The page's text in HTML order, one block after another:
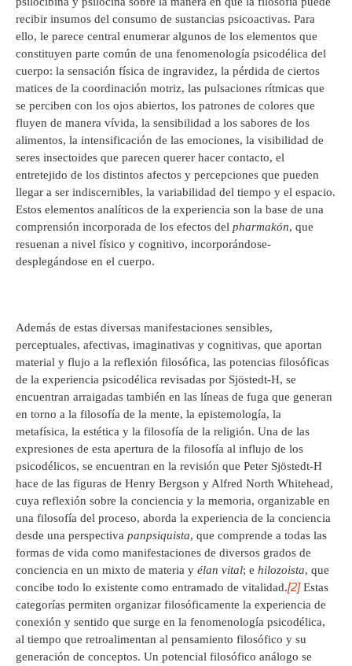
recibir insumos del consumo de sustancias psicoactivas. Para
ello, le parece central enumerar algunos de los elementos que
constituyen parte común de una fenomenología psicodélica del
cuerpo: la sensación física de ingravidez, la pérdida de ciertos
matices de la coordinación motriz, las pulsaciones rítmicas que
se perciben con los ojos abiertos, los patrones de colores que
fluyen de manera vívida, la sensibilidad a los sabores de los
alimentos, la intensificación de las emociones, la visibilidad de
seres insectoides que parecen querer hacer contacto, el
entretejido de los distintos afectos y percepciones que pueden
llegar a ser indiscernibles, la variabilidad del tiempo y el espacio.
Estos elementos analíticos de la experiencia son la base de una
comprensión incorporada de los efectos del pharmakón, que
resuenan a nivel físico y cognitivo, incorporándose-
desplegándose en el cuerpo.
Además de estas diversas manifestaciones sensibles,
perceptuales, afectivas, imaginativas y cognitivas, que aportan
material y flujo a la reflexión filosófica, las potencias filosóficas
de la experiencia psicodélica revisadas por Sjöstedt-H, se
encuentran arraigadas también en las líneas de fuga que generan
en torno a la filosofía de la mente, la epistemología, la
metafísica, la estética y la filosofía de la religión. Una de las
expresiones de esta apertura de la filosofía al influjo de los
psicodélicos, se encuentran en la revisión que Peter Sjöstedt-H
hace de las figuras de Henry Bergson y Alfred North Whitehead,
cuya reflexión sobre la conciencia y la memoria, organizable en
una filosofía del proceso, aborda la experiencia de la conciencia
desde una perspectiva panpsiquista, que comprende a todas las
formas de vida como manifestaciones de diversos grados de
conciencia en un mixto de materia y élan vital; e hilozoista, que
concibe todo lo existente como entramado de vitalidad.[2]Estas
categorías permiten organizar filosóficamente la experiencia de
conexión y sentido que surge en la fenomenología psicodélica,
al tiempo que retroalimentan al pensamiento filosófico y su
generación de conceptos. Un potencial filosófico análogo se